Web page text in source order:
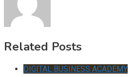
Related Posts
DIGITAL BUSINESS ACADEMY